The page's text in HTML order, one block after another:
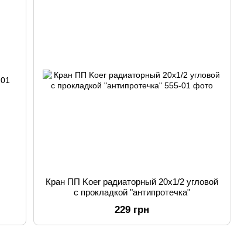
Кран ПП Koer радиаторный 20x1/2 угловой
с прокладкой "антипротечка"
229 грн